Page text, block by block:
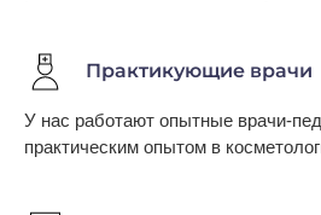
Практикующие врачи
У нас работают опытные врачи-
практическим опытом в